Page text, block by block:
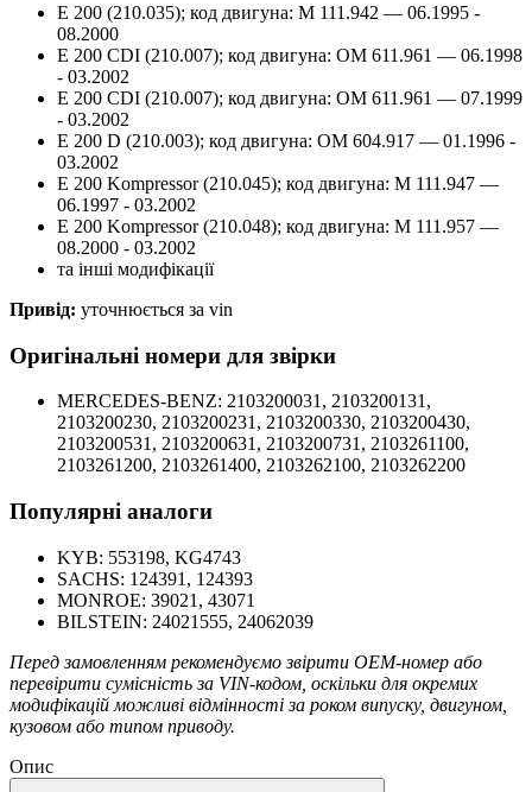
E 200 (210.035); код двигуна: M 111.942 — 06.1995 -
08.2000
E 200 CDI (210.007); код двигуна: OM 611.961 — 06.1998
- 03.2002
E 200 CDI (210.007); код двигуна: OM 611.961 — 07.1999
- 03.2002
E 200 D (210.003); код двигуна: OM 604.917 — 01.1996 -
03.2002
E 200 Kompressor (210.045); код двигуна: M 111.947 —
06.1997 - 03.2002
E 200 Kompressor (210.048); код двигуна: M 111.957 —
08.2000 - 03.2002
та інші модифікації
Привід: уточнюється за vin
Оригінальні номери для звірки
MERCEDES-BENZ: 2103200031, 2103200131,
2103200230, 2103200231, 2103200330, 2103200430,
2103200531, 2103200631, 2103200731, 2103261100,
2103261200, 2103261400, 2103262100, 2103262200
Популярні аналоги
KYB: 553198, KG4743
SACHS: 124391, 124393
MONROE: 39021, 43071
BILSTEIN: 24021555, 24062039
Перед замовленням рекомендуємо звірити OEM-номер або
перевірити сумісність за VIN-кодом, оскільки для окремих
модифікацій можливі відмінності за роком випуску, двигуном,
кузовом або типом приводу.
Опис